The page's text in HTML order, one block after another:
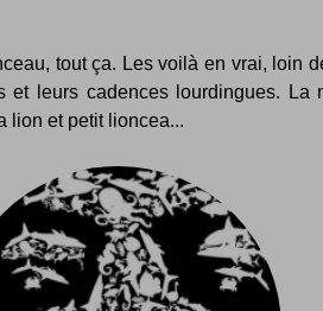
tout ça. Les voilà en vrai, loin
et leurs cadences lourdingues. La
lion et petit lioncea...